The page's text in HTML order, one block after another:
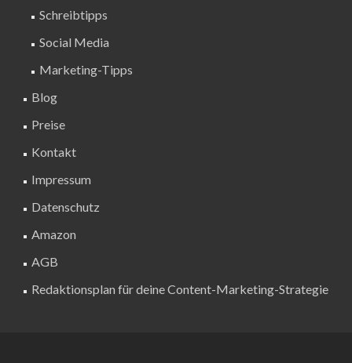
Schreibtipps
Social Media
Marketing-Tipps
Blog
Preise
Kontakt
Impressum
Datenschutz
Amazon
AGB
Redaktionsplan für deine Content-Marketing-Strategie